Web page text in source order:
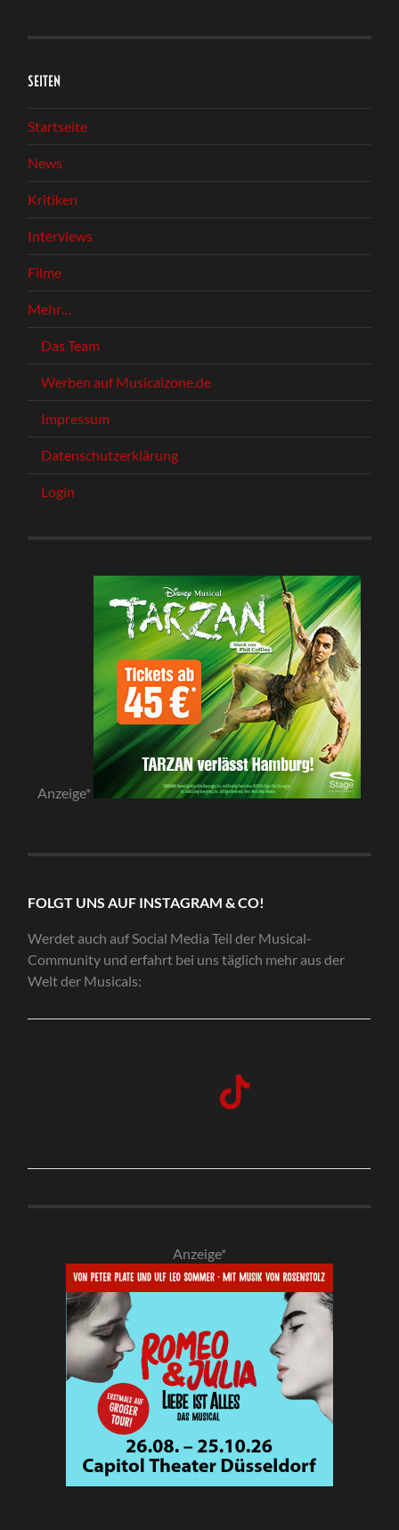
SEITEN
Startseite
News
Kritiken
Interviews
Filme
Mehr…
Das Team
Werben auf Musicalzone.de
Impressum
Datenschutzerklärung
Login
Anzeige*
FOLGT UNS AUF INSTAGRAM & CO!
Werdet auch auf Social Media Teil der Musical-
Community und erfahrt bei uns täglich mehr aus der
Welt der Musicals:
Anzeige*